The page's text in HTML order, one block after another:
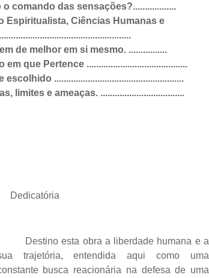
comando das sensações?..................
Espiritualista, Ciências Humanas e
de melhor em si mesmo. ................
que Pertence ..........................................
......................................................
limites e ameaças. ...................................
Dedicatória
Destino esta obra a liberdade humana e a
trajetória, entendida aqui como uma
busca reacionária na defesa de uma